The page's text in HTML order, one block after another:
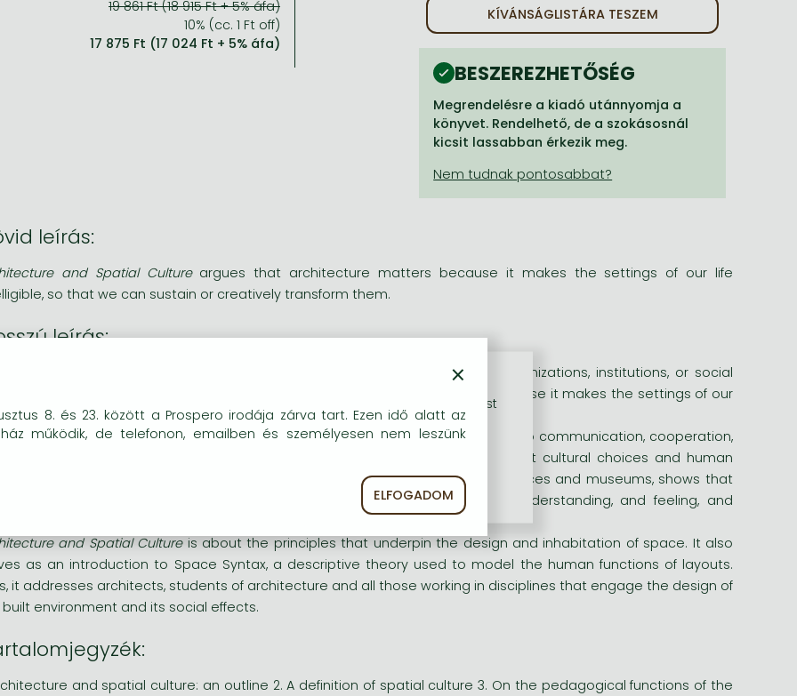
19 861 Ft (18 915 Ft + 5% áfa)
10% (cc. 1 Ft off)
17 875 Ft (17 024 Ft + 5% áfa)
KÍVÁNSÁGLISTÁRA TESZEM
BESZEREZHETŐSÉG
Megrendelésre a kiadó utánnyomja a
könyvet. Rendelhető, de a szokásosnál
kicsit lassabban érkezik meg.
leírás:
and Spatial Cultureargues that architecture matters because it makes the settings of our life
so that we can sustain or creatively transform them.
leírás:
space supports our daily habits and our membership of communities, organizations, institutions, or social
argues that architecture matters because it makes the settings of our
so that we can sustain or creatively transform them.
and social innovations allow us to overcome spatial constraints to communication, cooperation,
exchange, so the architecture of embodied experience reflects independent cultural choices and human
The analysis of a wealth of examples, from urban environments to workplaces and museums, shows that
space functions pedagogically, inducing us to specific ways of seeing, understanding, and feeling, and
and Spatial Cultureis about the principles that underpin the design and inhabitation of space. It also
as an introduction to Space Syntax, a descriptive theory used to model the human functions of layouts.
it addresses architects, students of architecture and all those working in disciplines that engage the design of
environment and its social effects.
and spatial culture: an outline 2. A definition of spatial culture 3. On the pedagogical functions of the
×
8. és 23. között a Prospero irodája zárva tart. Ezen idő alatt az
működik, de telefonon, emailben és személyesen nem leszünk
ELFOGADOM
kat (sütiket) használunk, melyek célja, hogy teljesebb körű szolgáltatást
részére.